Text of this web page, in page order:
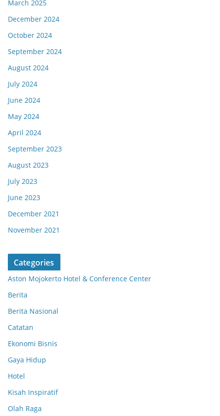
March 2025
December 2024
October 2024
September 2024
August 2024
July 2024
June 2024
May 2024
April 2024
September 2023
August 2023
July 2023
June 2023
December 2021
November 2021
Categories
Aston Mojokerto Hotel & Conference Center
Berita
Berita Nasional
Catatan
Ekonomi Bisnis
Gaya Hidup
Hotel
Kisah Inspiratif
Olah Raga